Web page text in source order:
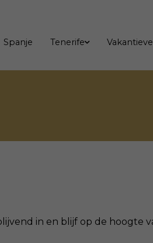
Spanje Tenerife
in en blijf op de hoogte